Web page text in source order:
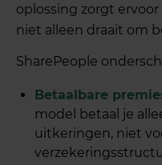
oplossing zorgt
niet alleen draait om
SharePeople
Betaalbare
model betaal je
uitkeringen, niet